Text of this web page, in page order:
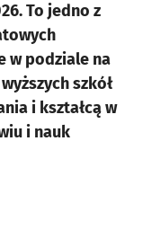
To jedno z
w podziale na
szkół
i kształcą w
i nauk